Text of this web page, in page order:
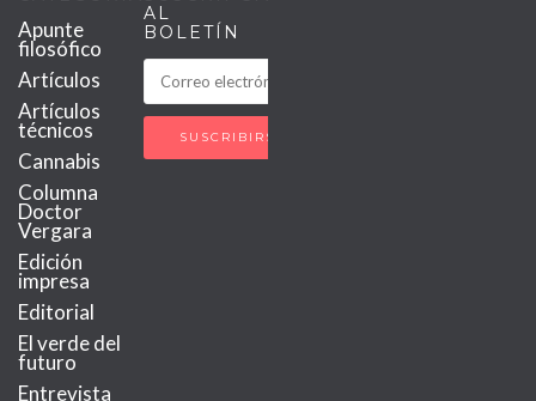
Apunte
filosófico
Artículos
Artículos
técnicos
Cannabis
Columna
Doctor
Vergara
Edición
impresa
Editorial
El verde del
futuro
Entrevista
AL
BOLETÍN